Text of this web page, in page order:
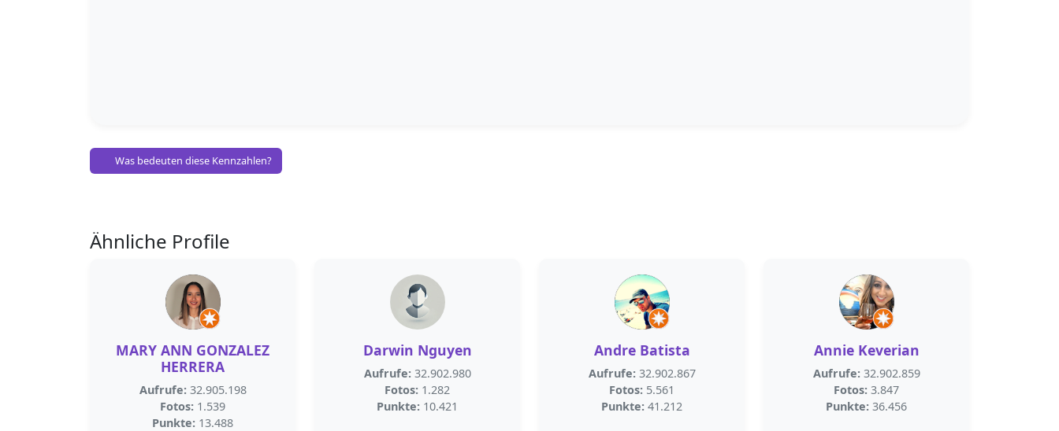
Was bedeuten diese Kennzahlen?
Ähnliche Profile
MARY ANN GONZALEZ
HERRERA
Aufrufe: 32.905.198
Fotos: 1.539
Punkte: 13.488
Darwin Nguyen
Aufrufe: 32.902.980
Fotos: 1.282
Punkte: 10.421
Andre Batista
Aufrufe: 32.902.867
Fotos: 5.561
Punkte: 41.212
Annie Keverian
Aufrufe: 32.902.859
Fotos: 3.847
Punkte: 36.456